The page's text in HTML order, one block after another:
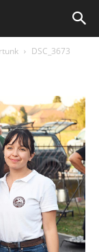
DSC_3673